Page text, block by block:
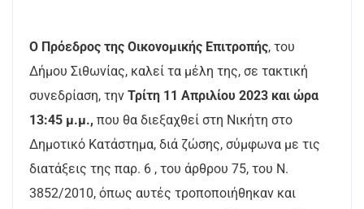
Ο Πρόεδρος της Οικονομικής Επιτροπής, του
Δήμου Σιθωνίας, καλεί τα μέλη της, σε τακτική
συνεδρίαση, την Τρίτη 11 Απριλίου 2023 και ώρα
13:45 μ.μ., που θα διεξαχθεί στη Νικήτη στο
Δημοτικό Κατάστημα, διά ζώσης, σύμφωνα με τις
διατάξεις της παρ. 6 , του άρθρου 75, του Ν.
3852/2010, όπως αυτές τροποποιήθηκαν και